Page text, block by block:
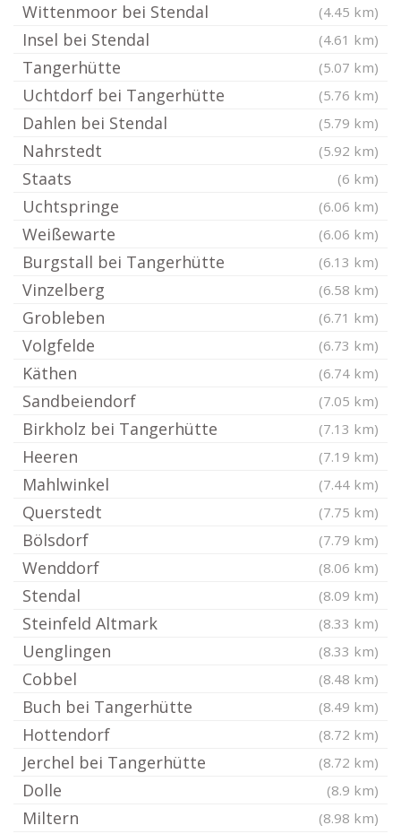
Wittenmoor bei Stendal (4.45 km)
Insel bei Stendal (4.61 km)
Tangerhütte (5.07 km)
Uchtdorf bei Tangerhütte (5.76 km)
Dahlen bei Stendal (5.79 km)
Nahrstedt (5.92 km)
Staats (6 km)
Uchtspringe (6.06 km)
Weißewarte (6.06 km)
Burgstall bei Tangerhütte (6.13 km)
Vinzelberg (6.58 km)
Grobleben (6.71 km)
Volgfelde (6.73 km)
Käthen (6.74 km)
Sandbeiendorf (7.05 km)
Birkholz bei Tangerhütte (7.13 km)
Heeren (7.19 km)
Mahlwinkel (7.44 km)
Querstedt (7.75 km)
Bölsdorf (7.79 km)
Wenddorf (8.06 km)
Stendal (8.09 km)
Steinfeld Altmark (8.33 km)
Uenglingen (8.33 km)
Cobbel (8.48 km)
Buch bei Tangerhütte (8.49 km)
Hottendorf (8.72 km)
Jerchel bei Tangerhütte (8.72 km)
Dolle (8.9 km)
Miltern (8.98 km)